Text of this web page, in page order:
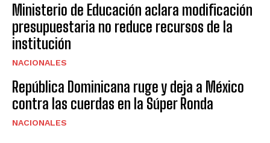
Ministerio de Educación aclara modificación
presupuestaria no reduce recursos de la
institución
NACIONALES
República Dominicana ruge y deja a México
contra las cuerdas en la Súper Ronda
NACIONALES